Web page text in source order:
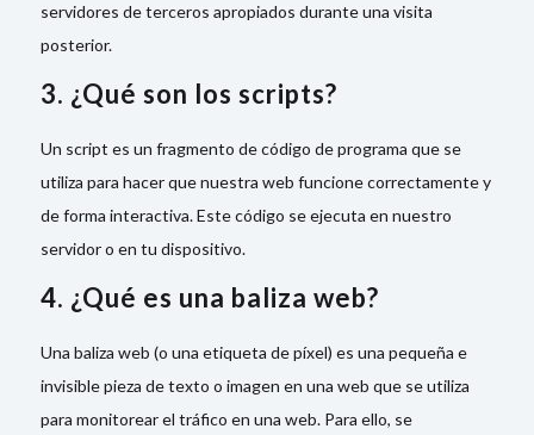
servidores de terceros apropiados durante una visita
posterior.
3. ¿Qué son los scripts?
Un script es un fragmento de código de programa que se
utiliza para hacer que nuestra web funcione correctamente y
de forma interactiva. Este código se ejecuta en nuestro
servidor o en tu dispositivo.
4. ¿Qué es una baliza web?
Una baliza web (o una etiqueta de píxel) es una pequeña e
invisible pieza de texto o imagen en una web que se utiliza
para monitorear el tráfico en una web. Para ello, se